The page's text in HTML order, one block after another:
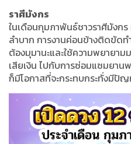
ราศีมังกร
ในเดือนกุมภาพันธ์ชาวราศีมังกร
ลำบาก การงานค่อนข้างติดขัดท
ต้องมุมานะและใช้ความพยายาม
เสียเงิน ไปกับการซ่อมแซมยาน
ก็มีโอกาสที่จะกระทบกระทั่งมีปั